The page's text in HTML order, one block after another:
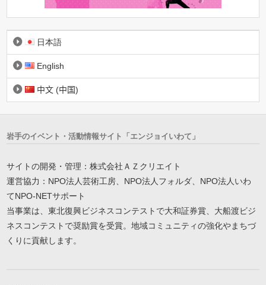
日本語
English
中文 (中国)
岩手のイベント・活動情報サイト「エンジョイいわて」
サイトの開発・管理：株式会社ＡＺクリエイト
運営協力：NPO法人芸術工房、NPO法人フォルダ、NPO法人いわ
てNPO-NETサポート
当事業は、東北復興ビジネスコンテストで大和証券賞、大船渡ビジ
ネスコンテストで奨励賞を受賞。地域コミュニティの強化やまちづ
くりに貢献します。